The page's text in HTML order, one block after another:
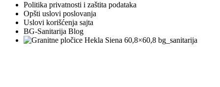
Politika privatnosti i zaštita podataka
Opšti uslovi poslovanja
Uslovi korišćenja sajta
BG-Sanitarija Blog
bg_sanitarija